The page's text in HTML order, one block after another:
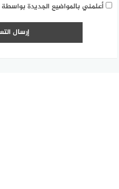
أعلمني بالمواضيع الجديدة بواسطة